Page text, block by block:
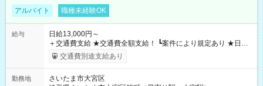
アルバイト 職種未経験OK
給与
日給13,000円～
＋交通費支給 ★交通費全額支給！ ┗案件により規定あり ★日払
いOK！（規定あり） ┗働いたその日に現金GET♪ お仕事後はコ
ンビニATMから 日払い分を引き落とせます！ 【試用期間】試
交通費別途支給あり
勤務地
さいたま市大宮区